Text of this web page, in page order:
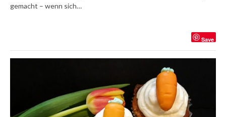
gemacht – wenn sich…
Save